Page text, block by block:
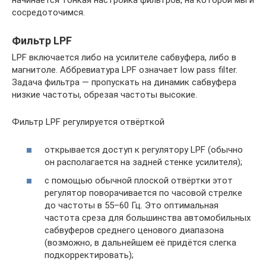
сосредоточимся.
Фильтр LPF
LPF включается либо на усилителе сабвуфера, либо в
магнитоле. Аббревиатура LPF означает low pass filter.
Задача фильтра — пропускать на динамик сабвуфера
низкие частоты, обрезая частоты высокие.
Фильтр LPF регулируется отвёрткой
открывается доступ к регулятору LPF (обычно
он располагается на задней стенке усилителя);
с помощью обычной плоской отвёртки этот
регулятор поворачивается по часовой стрелке
до частоты в 55–60 Гц. Это оптимальная
частота среза для большинства автомобильных
сабвуферов среднего ценового диапазона
(возможно, в дальнейшем её придётся слегка
подкорректировать);